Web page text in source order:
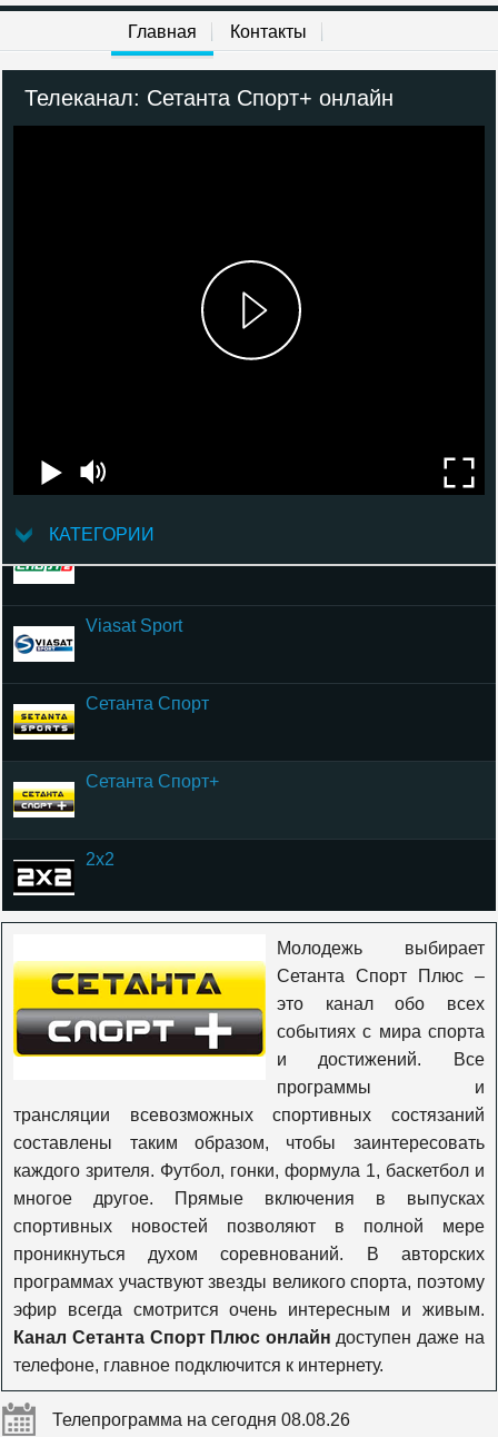
Главная Контакты
Телеканал: Сетанта Спорт+ онлайн
КАТЕГОРИИ
Спорт 1
Viasat Sport
Сетанта Спорт
Сетанта Спорт+
2x2
Nickelodeon
Карусель
Радость моя
Молодежь выбирает
Сетанта Спорт Плюс –
это канал обо всех
событиях с мира спорта
и достижений. Все
программы и
трансляции всевозможных спортивных состязаний
составлены таким образом, чтобы заинтересовать
каждого зрителя. Футбол, гонки, формула 1, баскетбол и
многое другое. Прямые включения в выпусках
спортивных новостей позволяют в полной мере
проникнуться духом соревнований. В авторских
программах участвуют звезды великого спорта, поэтому
эфир всегда смотрится очень интересным и живым.
Канал Сетанта Спорт Плюс онлайн доступен даже на
телефоне, главное подключится к интернету.
Телепрограмма на сегодня 08.08.26